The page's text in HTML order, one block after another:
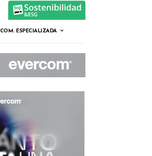
COM. ESPECIALIZADA